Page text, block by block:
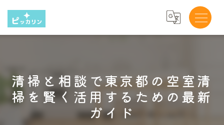
清掃と相談で東京都の空室清
掃を賢く活用するための最新
ガイド